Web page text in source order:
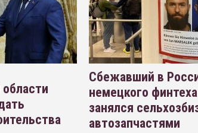
Сбежавший в
немецкого
занялся
автозапчастями